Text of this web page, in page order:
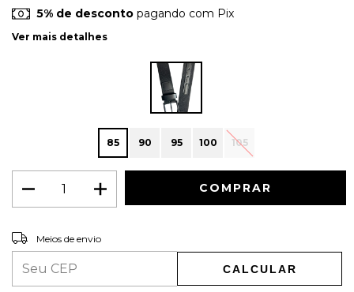
5% de desconto pagando com Pix
Ver mais detalhes
85 90 95 100 105
Entregas para o CEP:
Meios de envio
CALCULAR